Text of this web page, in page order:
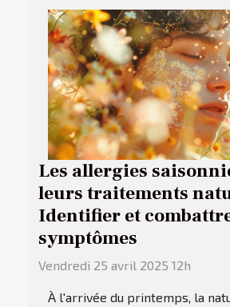
Les allergies
leurs traitements
Identifier et
symptômes
Vendredi 25 avril 2025 12h
À l'arrivée du printemps, la